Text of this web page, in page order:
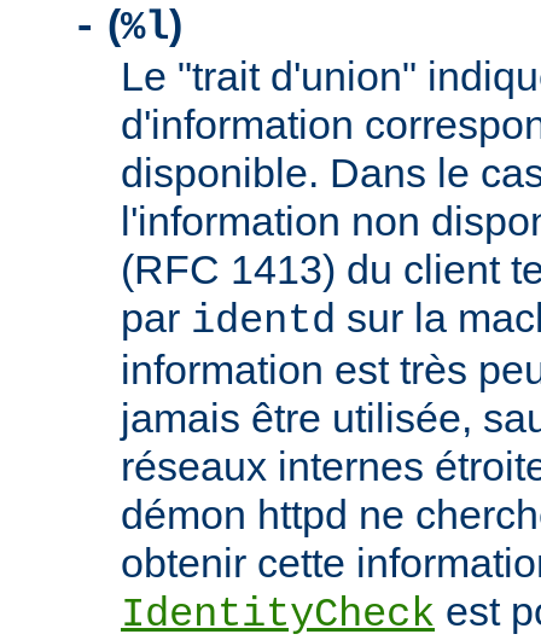
- (%l)
Le "trait d'union"
d'information
disponible. Dans le
l'information non
(RFC 1413) du client
par identd sur la
information est très
jamais être utilisée,
réseaux internes
démon httpd ne
obtenir cette
IdentityCheck est